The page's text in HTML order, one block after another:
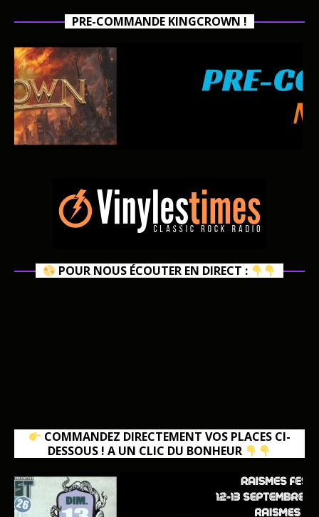
PRE-COMMANDE KINGCROWN !
POUR NOUS ÉCOUTER EN DIRECT :
COMMANDEZ DIRECTEMENT VOS PLACES CI-
DESSOUS ! A UN CLIC DU BONHEUR